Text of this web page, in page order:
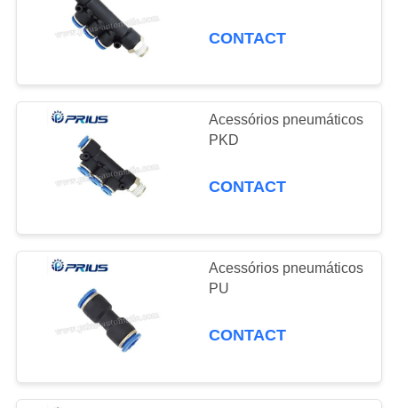
POLICYpneumáticos
Comutador de
pressão Absorvedor
de choque Tubo de
arr
ODM e Exposição
de Produtos
Populares
CONTACT
Acessórios pneumáticos
PKD
CONTACT
Acessórios pneumáticos
PU
CONTACT